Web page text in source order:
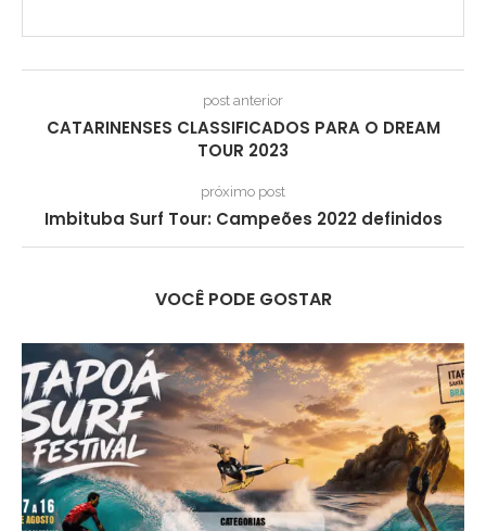
post anterior
CATARINENSES CLASSIFICADOS PARA O DREAM
TOUR 2023
próximo post
Imbituba Surf Tour: Campeões 2022 definidos
VOCÊ PODE GOSTAR